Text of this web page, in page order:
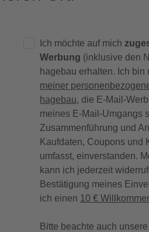
Ich möchte auf mich
Werbung (inklusive den
hagebau erhalten. Ich bin
meiner
hagebau, die E-Mail-
meines E-Mail-Umgangs
Zusammenführung und
Kaufdaten, Coupons und
umfasst, einverstanden.
kann ich jederzeit
Bestätigung meines
ich einen 10 €
Bitte beachte auch unsere